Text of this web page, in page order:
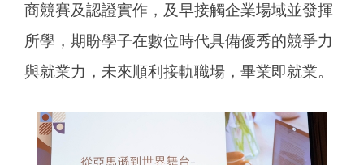
商競賽及認證實作，及早接觸企業場域並發揮
所學，期盼學子在數位時代具備優秀的競爭力
與就業力，未來順利接軌職場，畢業即就業。